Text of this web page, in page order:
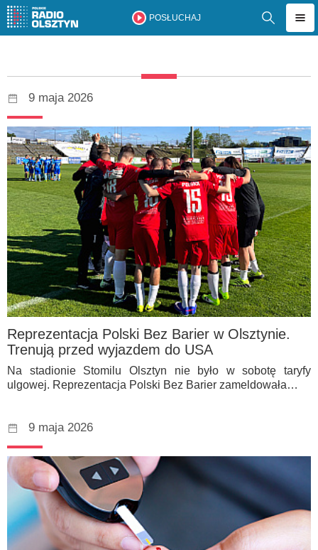
POSŁUCHAJ
9 maja 2026
Reprezentacja Polski Bez Barier w Olsztynie.
Trenują przed wyjazdem do USA
Na stadionie Stomilu Olsztyn nie było w sobotę taryfy
ulgowej. Reprezentacja Polski Bez Barier zameldowała…
9 maja 2026